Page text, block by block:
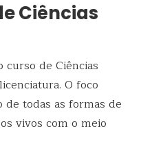
Ciências
de Ciências
O foco
de todas as formas de
vivos com o meio